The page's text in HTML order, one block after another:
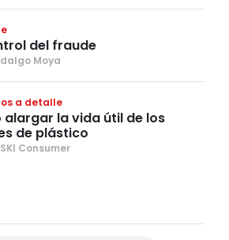
del fraude
Moya
a detalle
alargar la vida útil de los
de plástico
Consumer